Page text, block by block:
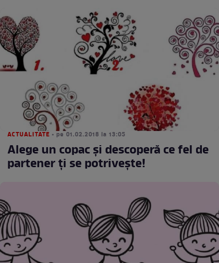
ACTUALITATE • pe 01.02.2018 la 13:05
Alege un copac şi descoperă ce fel de
partener ţi se potriveşte!